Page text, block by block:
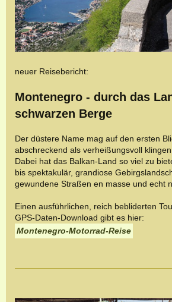
neuer Reisebericht:
Montenegro - durch das
schwarzen Berge
Der düstere Name mag auf den ersten
abschreckend als verheißungsvoll klingen.
Dabei hat das Balkan-Land so viel zu
bis spektakulär, grandiose
gewundene Straßen en masse und echt
Einen ausführlichen, reich bebliderten
GPS-Daten-Download gibt es hier:
Montenegro-Motorrad-Reise